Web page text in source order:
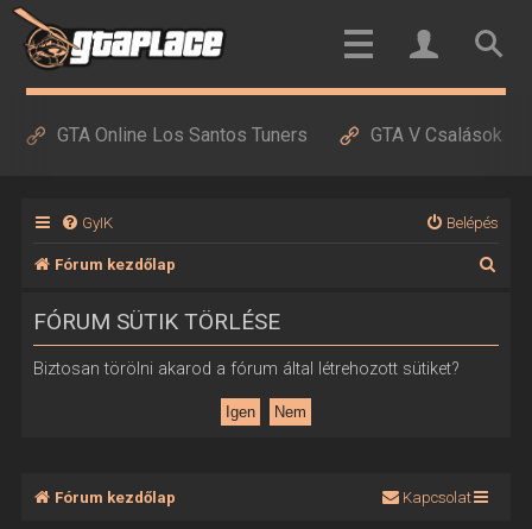
GTA Online Los Santos Tuners GTA V Csalások
GyIK Belépés
Fórum kezdőlap
FÓRUM SÜTIK TÖRLÉSE
Biztosan törölni akarod a fórum által létrehozott sütiket?
Fórum kezdőlap Kapcsolat